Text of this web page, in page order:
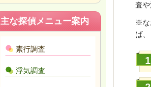
査
※な
ば
主な探偵メニュー案内
素行調査
浮気調査